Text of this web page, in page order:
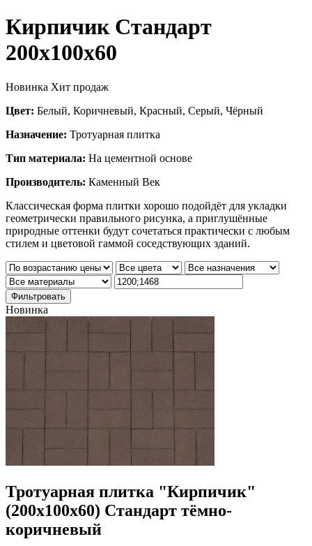
Кирпичик Стандарт
200x100x60
Новинка Хит продаж
Цвет: Белый, Коричневый, Красный, Серый, Чёрный
Назначение: Тротуарная плитка
Тип материала: На цементной основе
Производитель: Каменный Век
Классическая форма плитки хорошо подойдёт для укладки
геометрически правильного рисунка, а приглушённые
природные оттенки будут сочетаться практически с любым
стилем и цветовой гаммой соседствующих зданий.
Фильтровать
Новинка
Тротуарная плитка "Кирпичик"
(200х100х60) Стандарт тёмно-
коричневый